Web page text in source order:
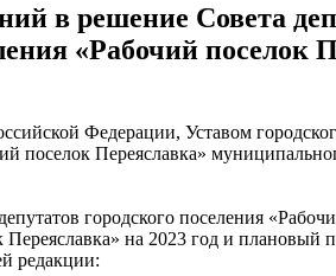
в решение Совета
«Рабочий поселок
Федерации, Уставом
поселок Переяславка»
городского поселения
Переяславка» на 2023 год и плановый
редакции: